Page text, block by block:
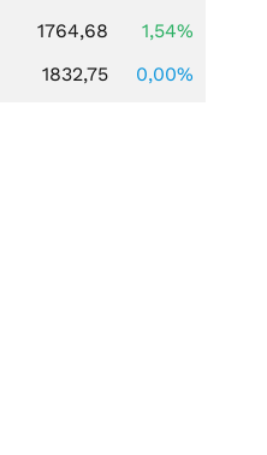
1764,68
1,54%
1832,75 0,00%